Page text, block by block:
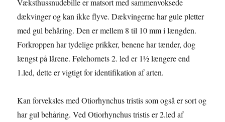
Væksthussnudebille er matsort med sammenvoksede
dækvinger og kan ikke flyve. Dækvingerne har gule pletter
med gul behåring. Den er mellem 8 til 10 mm i længden.
Forkroppen har tydelige prikker, benene har tænder, dog
længst på lårene. Følehornets 2. led er 1½ længere end
1.led, dette er vigtigt for identifikation af arten.
Kan forveksles med Otiorhynchus tristis som også er sort og
har gul behåring. Ved Otiorhynchus tristis er 2.led af